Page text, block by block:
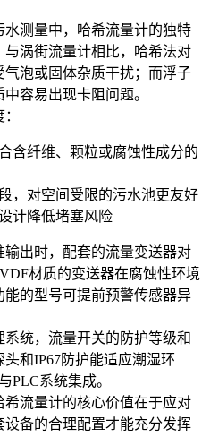
测量中，哈希流量计的独特
与涡街流量计相比，哈希法对
泡或固体杂质干扰；而浮子
容易出现卡阻问题。
含纤维、颗粒或腐蚀性成分的
，对空间受限的污水池更友好
计降低堵塞风险
输出时，配套的流量变送器对
材质的变送器在腐蚀性环境
的型号可提前预警传感器异
统， 流量开关的防护等级和
和IP67防护能适应潮湿环
PLC系统集成。
流量计的核心价值在于应对
备的合理配置才能充分发挥